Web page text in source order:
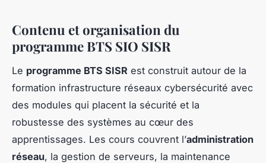
Contenu et organisation du
programme BTS SIO SISR
Le programme BTS SISR est construit autour de la
formation infrastructure réseaux cybersécurité avec
des modules qui placent la sécurité et la
robustesse des systèmes au cœur des
apprentissages. Les cours couvrent l’administration
réseau, la gestion de serveurs, la maintenance